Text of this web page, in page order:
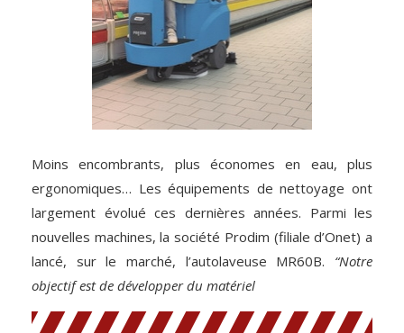
Moins encombrants, plus économes en eau, plus
ergonomiques… Les équipements de nettoyage ont
largement évolué ces dernières années. Parmi les
nouvelles machines, la société Prodim (filiale d’Onet) a
lancé, sur le marché, l’autolaveuse MR60B. “Notre
objectif est de développer du matériel